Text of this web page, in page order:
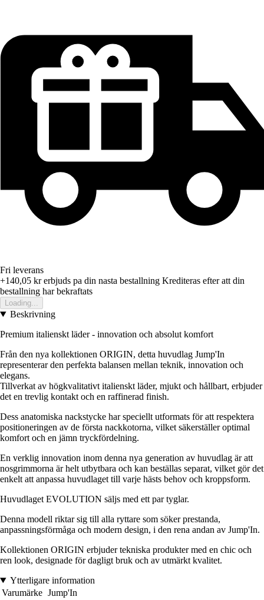
Fri leverans
+140,05 krerbjuds pa din nasta bestallning Krediteras efter att din
bestallning har bekraftats
Loading...
Beskrivning
Premium italienskt läder - innovation och absolut komfort
Från den nya kollektionen ORIGIN, detta huvudlag Jump'In
representerar den perfekta balansen mellan teknik, innovation och
elegans.
Tillverkat av högkvalitativt italienskt läder, mjukt och hållbart, erbjuder
det en trevlig kontakt och en raffinerad finish.
Dess anatomiska nackstycke har speciellt utformats för att respektera
positioneringen av de första nackkotorna, vilket säkerställer optimal
komfort och en jämn tryckfördelning.
En verklig innovation inom denna nya generation av huvudlag är att
nosgrimmorna är helt utbytbara och kan beställas separat, vilket gör det
enkelt att anpassa huvudlaget till varje hästs behov och kroppsform.
Huvudlaget EVOLUTION säljs med ett par tyglar.
Denna modell riktar sig till alla ryttare som söker prestanda,
anpassningsförmåga och modern design, i den rena andan av Jump'In.
Kollektionen ORIGIN erbjuder tekniska produkter med en chic och
ren look, designade för dagligt bruk och av utmärkt kvalitet.
Ytterligare information
Varumärke Jump'In